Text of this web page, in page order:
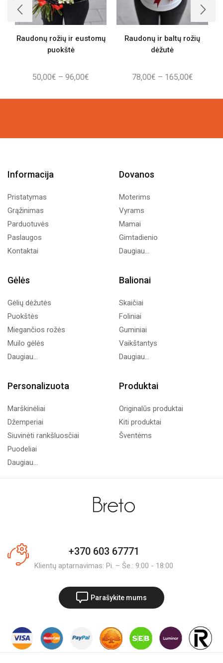
Raudonų rožių ir eustomų
puokštė
50,00€ – 96,00€
50,00€
Raudonų ir baltų rožių
dėžutė
78,00€ – 165,00€Price
78,00€
Informacija
Pristatymas
Grąžinimas
Parduotuvės
Paslaugos
Kontaktai
Dovanos
Moterims
Vyrams
Mamai
Gimtadienio
Daugiau...
Gėlės
Gėlių dėžutės
Puokštės
Miegančios rožės
Muilo gėlės
Daugiau...
Balionai
Skaičiai
Foliniai
Guminiai
Vaikštantys
Daugiau...
Personalizuota
Marškinėliai
Džemperiai
Siuvinėti rankšluosčiai
Puodeliai
Daugiau...
Produktai
Originalūs produktai
Kiti produktai
Šventėms
+370 603 67771
Klientų aptarnavimas: Pi. – Še.: 9:00 - 18:00
Parašykite mums